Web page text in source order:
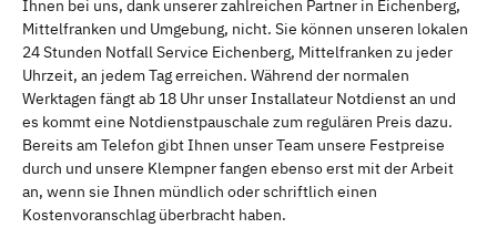
Ihnen bei uns, dank unserer zahlreichen Partner in Eichenberg,
Mittelfranken und Umgebung, nicht. Sie können unseren lokalen
24 Stunden Notfall Service Eichenberg, Mittelfranken zu jeder
Uhrzeit, an jedem Tag erreichen. Während der normalen
Werktagen fängt ab 18 Uhr unser Installateur Notdienst an und
es kommt eine Notdienstpauschale zum regulären Preis dazu.
Bereits am Telefon gibt Ihnen unser Team unsere Festpreise
durch und unsere Klempner fangen ebenso erst mit der Arbeit
an, wenn sie Ihnen mündlich oder schriftlich einen
Kostenvoranschlag überbracht haben.